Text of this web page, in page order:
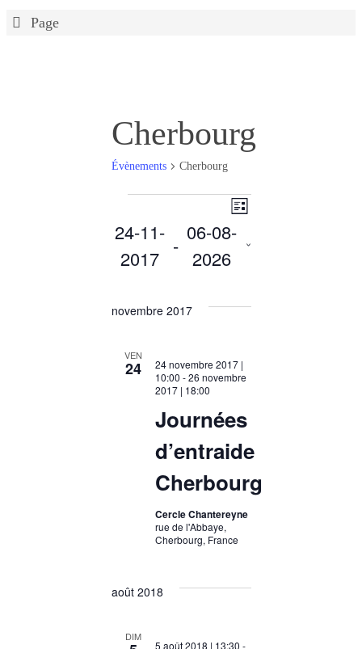
HomePage
Cherbourg
Évènements Cherbourg
ÉvènementsNavigation
par
Navigation
vues
Liste
24-11-
2017
-
06-08-
2026
une
novembre 2017
VEN
24
Journées
d’entraide
Cherbourg
24 novembre 2017 |
10:00 -26 novembre
2017 | 18:00
Cercle Chantereyne
rue de l'Abbaye,
Cherbourg, France
août 2018
DIM
5 août 2018 | 13:30 -